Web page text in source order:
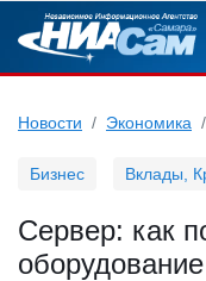
Новости Экономика
Бизнес Вклады,
Сервер: как
оборудование